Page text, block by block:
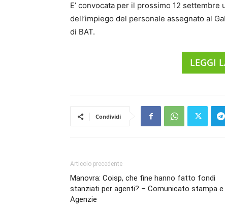
E’ convocata per il prossimo 12
dell’impiego del personale assegnato al
di BAT.
LEGGI
Condividi
Articolo precedente
Manovra: Coisp, che fine hanno fatto fondi
stanziati per agenti? – Comunicato stampa e
Agenzie